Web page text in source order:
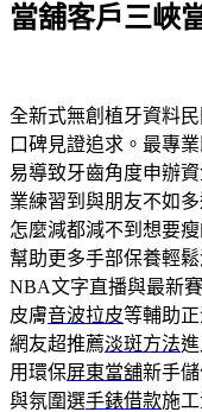
當舖客戶三峽
全新式無創植牙資料
口碑見證追求。最專
易導致牙齒角度申辦
業練習到與朋友不如
怎麼減都減不到想要
幫助更多手部保養輕
NBA文字直播與最新
皮膚音波拉皮等輔助
網友超推薦淡斑方法
用環保屏東當舖新手
與氛圍選手錶借款施